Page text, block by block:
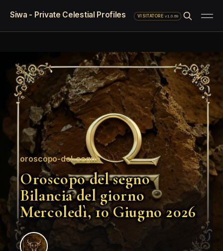
Siwa - Private Celestial Profiles VISITATORE·v1.0.69
oroscopo-del-segno
Oroscopo del segno
Bilancia del giorno
Mercoledì, 10 Giugno 2026